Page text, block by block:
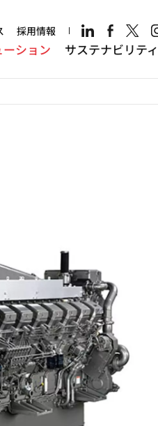
採用情報
ション サステナビリティ